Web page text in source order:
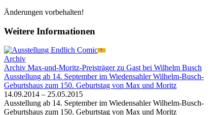
Änderungen vorbehalten!
Weitere Informationen
Archiv
Archiv Max-und-Moritz-Preisträger zu Gast bei Wilhelm Busch
Ausstellung ab 14. September im Wiedensahler Wilhelm-Busch-
Geburtshaus zum 150. Geburtstag von Max und Moritz
14.09.2014 – 25.05.2015
Ausstellung ab 14. September im Wiedensahler Wilhelm-Busch-
Geburtshaus zum 150. Geburtstag von Max und Moritz